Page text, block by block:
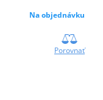
Na objednávku
Porovnať